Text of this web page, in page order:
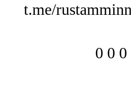
t.me/
0 0 0